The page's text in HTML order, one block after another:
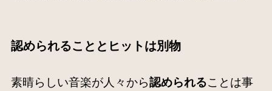
認められることとヒットは別物
素晴らしい音楽が人々から認められることは事